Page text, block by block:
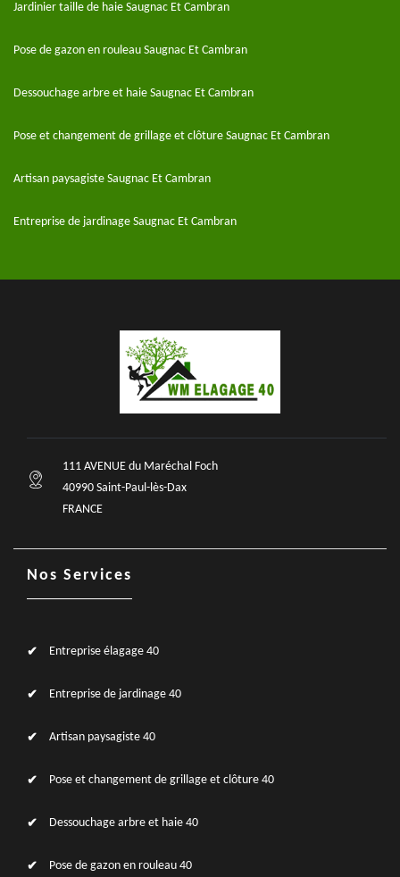
Jardinier taille de haie Saugnac Et Cambran
Pose de gazon en rouleau Saugnac Et Cambran
Dessouchage arbre et haie Saugnac Et Cambran
Pose et changement de grillage et clôture Saugnac Et Cambran
Artisan paysagiste Saugnac Et Cambran
Entreprise de jardinage Saugnac Et Cambran
111 AVENUE du Maréchal Foch
40990 Saint-Paul-lès-Dax
FRANCE
Nos Services
Entreprise élagage 40
Entreprise de jardinage 40
Artisan paysagiste 40
Pose et changement de grillage et clôture 40
Dessouchage arbre et haie 40
Pose de gazon en rouleau 40